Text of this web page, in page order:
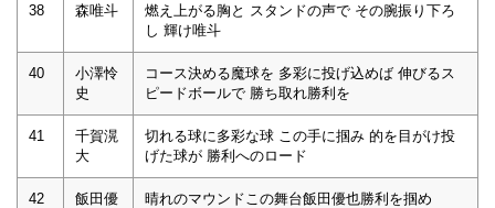
38 森唯斗
燃え上がる胸と スタンドの声で その腕振り下ろ
し 輝け唯斗
40
小澤怜
史
コース決める魔球を 多彩に投げ込めば 伸びるス
ピードボールで 勝ち取れ勝利を
41
千賀滉
大
切れる球に多彩な球 この手に掴み 的を目がけ投
げた球が 勝利へのロード
42
飯田優
晴れのマウンドこの舞台飯田優也勝利を掴め